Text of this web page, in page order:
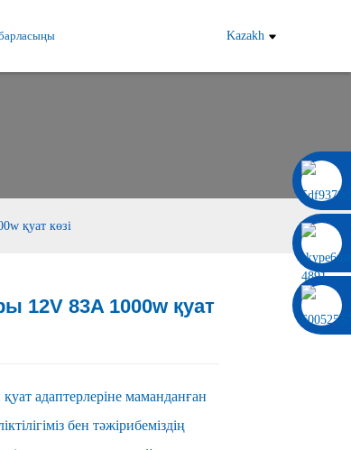
Kazakh
қуат көзі
12V 83A 1000w қуат
адаптерлеріне маманданған
бен тәжірибеміздің